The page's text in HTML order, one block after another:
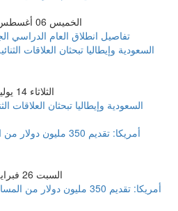
الخميس 06 أغسطس 2026 02:52 صباحاً
تفاصيل انطلاق العام الدراسي الجديد 1448 في
الثلاثاء 14 يوليو 2026 03:57 مساءً
السعودية وإيطاليا تبحثان العلاقات
السبت 26 فبراير 2022 05:04 مساءً
أمريكا: تقديم 350 مليون